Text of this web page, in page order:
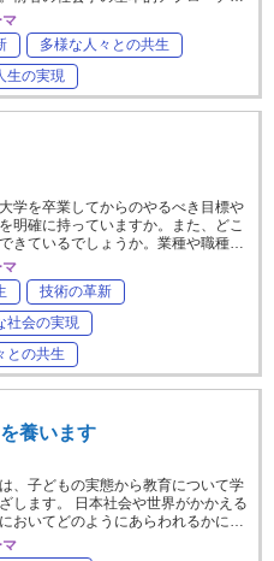
多様な人々との共生
生の実現
学を卒業してからのやるべき目標や
明確に持っていますか。また、どこ
きているでしょうか。業種や職種…
技術の革新
社会の実現
との共生
養います
、子どもの実態から教育について学
します。 日本社会や世界がかかえる
おいてどのようにあらわれるかに…